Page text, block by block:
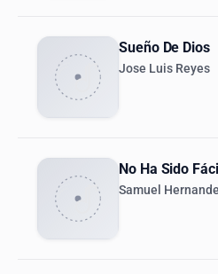
Sueño De Dios
Jose Luis Reyes
No Ha Sido
Samuel